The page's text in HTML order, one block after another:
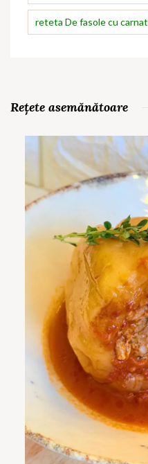
reteta De fasole cu carnat
Rețete asemănătoare